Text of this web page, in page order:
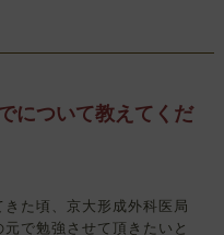
について教えてくだ
た頃、京大形成外科医局
で勉強させて頂きたいと